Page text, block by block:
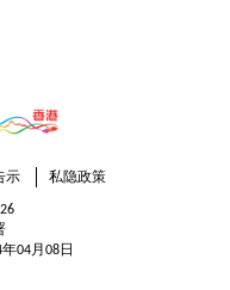
示 私隐政策
04月08日